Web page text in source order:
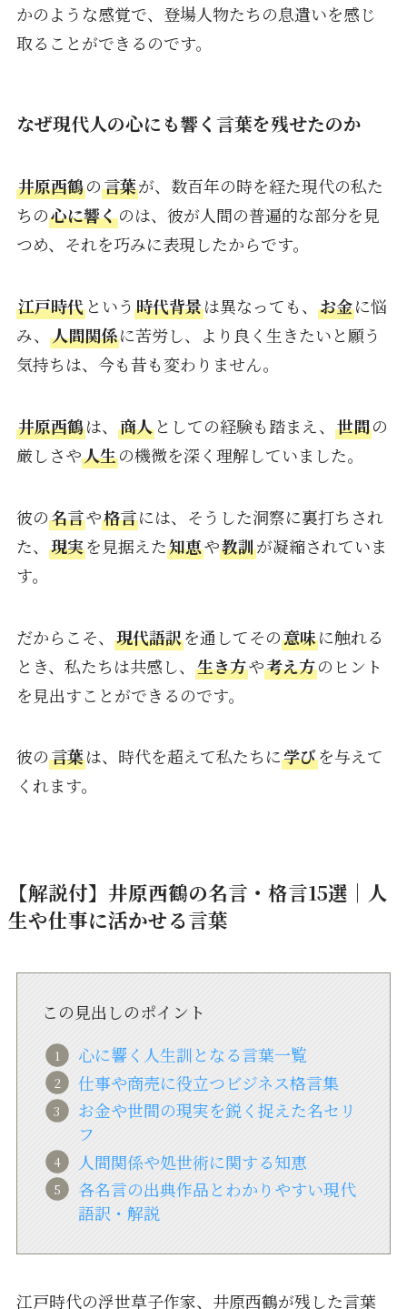
かのような感覚で、登場人物たちの息遣いを感じ
取ることができるのです。
なぜ現代人の心にも響く言葉を残せたのか
井原西鶴の言葉が、数百年の時を経た現代の私た
ちの心に響くのは、彼が人間の普遍的な部分を見
つめ、それを巧みに表現したからです。
江戸時代という 時代背景は異なっても、 お金に悩
み、 人間関係に苦労し、より良く生きたいと願う
気持ちは、今も昔も変わりません。
井原西鶴は、 商人としての経験も踏まえ、 世間の
厳しさや人生の機微を深く理解していました。
彼の名言や格言には、そうした洞察に裏打ちされ
た、 現実を見据えた知恵や教訓が凝縮されていま
す。
だからこそ、 現代語訳を通してその意味に触れる
とき、私たちは共感し、 生き方や考え方のヒント
を見出すことができるのです。
彼の言葉は、時代を超えて私たちに学びを与えて
くれます。
【解説付】井原西鶴の名言・格言15選｜人
生や仕事に活かせる言葉
この見出しのポイント
心に響く人生訓となる言葉一覧
仕事や商売に役立つビジネス格言集
お金や世間の現実を鋭く捉えた名セリ
フ
人間関係や処世術に関する知恵
各名言の出典作品とわかりやすい現代
語訳・解説
江戸時代の浮世草子作家、井原西鶴が残した言葉